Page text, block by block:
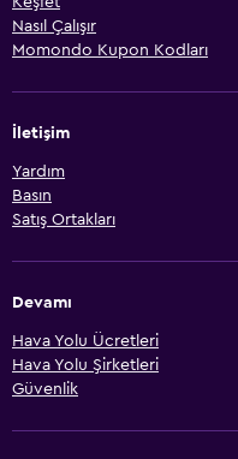
Nasıl Çalışır
Momondo Kupon Kodları
İletişim
Yardım
Basın
Satış Ortakları
Devamı
Hava Yolu Ücretleri
Hava Yolu Şirketleri
Güvenlik